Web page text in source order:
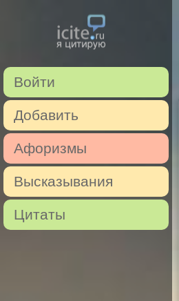
Войти
Добавить
Афоризмы
Высказывания
Цитаты